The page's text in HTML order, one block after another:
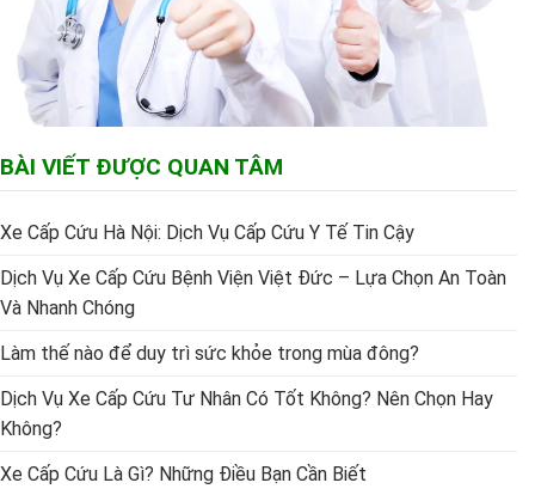
BÀI VIẾT ĐƯỢC QUAN TÂM
Xe Cấp Cứu Hà Nội: Dịch Vụ Cấp Cứu Y Tế Tin Cậy
Dịch Vụ Xe Cấp Cứu Bệnh Viện Việt Đức – Lựa Chọn An Toàn
Và Nhanh Chóng
Làm thế nào để duy trì sức khỏe trong mùa đông?
Dịch Vụ Xe Cấp Cứu Tư Nhân Có Tốt Không? Nên Chọn Hay
Không?
Xe Cấp Cứu Là Gì? Những Điều Bạn Cần Biết